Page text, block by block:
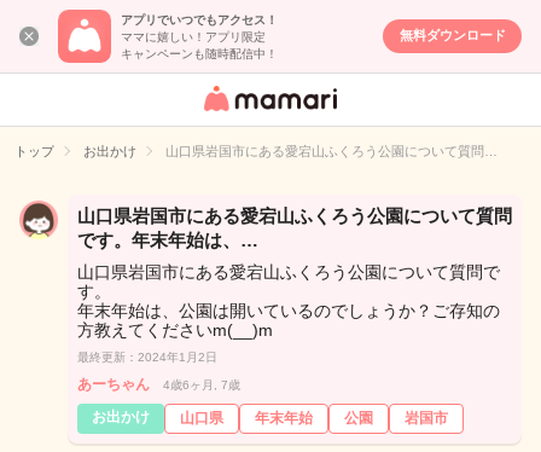
アプリでいつでもアクセス！
ママに嬉しい！アプリ限定
キャンペーンも随時配信中！
無料ダウンロード
女性専用匿名QA
イト
トップ お出かけ 山口県岩国市にある愛宕山ふくろう公園について質問…
山口県岩国市にある愛宕山ふくろう公園について質問
です。年末年始は、…
山口県岩国市にある愛宕山ふくろう公園について質問で
す。
年末年始は、公園は開いているのでしょうか？ご存知の
方教えてくださいm(__)m
最終更新：2024年1月2日
あーちゃん 4歳6ヶ月, 7歳
お出かけ 山口県 年末年始 公園 岩国市